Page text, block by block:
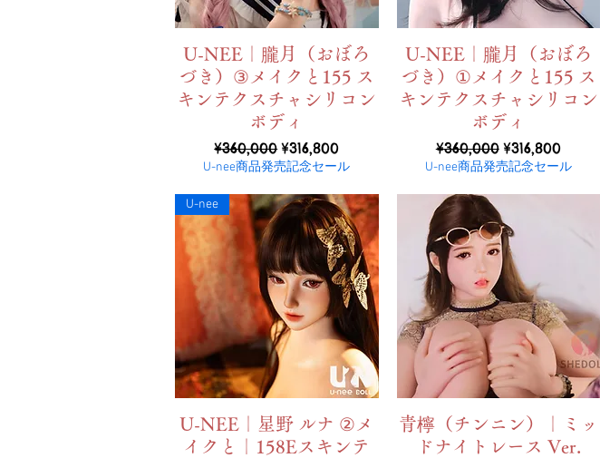
ดูข้อมูลด่วน
U-NEE｜朧月（おぼろ
づき）③メイクと155 ス
キンテクスチャシリコン
ボディ
ราคาปกติ
¥360,000ราคาขายลด
¥316,800
U-nee商品発売記念セール
ดูข้อมูลด่วน
U-NEE｜朧月（おぼろ
づき）①メイクと155 ス
キンテクスチャシリコン
ボディ
ราคาปกติ
¥360,000 ราคาขายลด
¥316,800
U-nee商品発売記念セール
ดูข้อมูลด่วน
U-nee
U-NEE｜星野 ルナ ②メ
イクと｜158Eスキンテ
ดูข้อมูลด่วน
青檸（チンニン）｜ミッ
ドナイトレース Ver.